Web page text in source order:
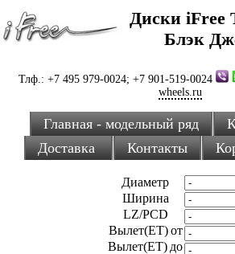
Диски iFree
Блэк
Тлф.: +7 495 979-0024; +7 901-519-0024
wheels.ru
Главная - модельный ряд
Доставка
Контакты
Диаметр
Ширина
LZ/PCD
Вылет(ET) от
Вылет(ET) до